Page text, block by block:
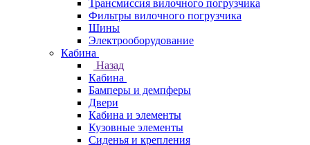
Трансмиссия вилочного погрузчика
Фильтры вилочного погрузчика
Шины
Электрооборудование
Кабина
Назад
Кабина
Бамперы и демпферы
Двери
Кабина и элементы
Кузовные элементы
Сиденья и крепления